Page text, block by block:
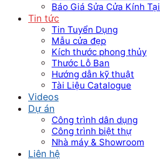
Báo Giá Sửa Cửa Kính
Tin tức
Tin Tuyển Dụng
Mẫu cửa đẹp
Kích thước phong thủy
Thước Lỗ Ban
Hướng dẫn kỹ thuật
Tài Liệu Catalogue
Videos
Dự án
Công trình dân dụng
Công trình biệt thự
Nhà máy & Showroom
Liên hệ